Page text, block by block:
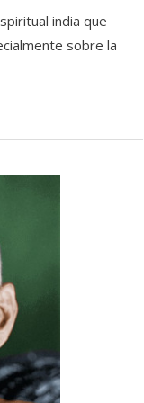
india que
sobre la